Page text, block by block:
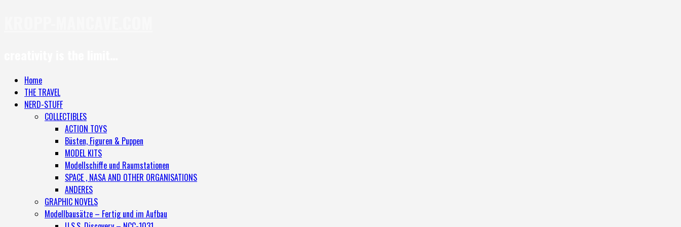
Home
THE TRAVEL
NERD-STUFF
COLLECTIBLES
ACTION TOYS
Büsten, Figuren & Puppen
MODEL KITS
Modellschiffe und Raumstationen
SPACE , NASA AND OTHER ORGANISATIONS
ANDERES
GRAPHIC NOVELS
Modellbausätze – Fertig und im Aufbau